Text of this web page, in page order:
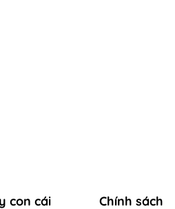
con cái Chính sách